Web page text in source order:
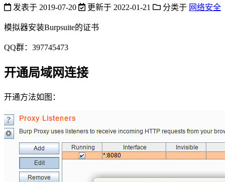
发表于 2019-07-20 更新于 2022-01-21 分类于 网络安全
模拟器安装Burpsuite的证书
QQ群：397745473
开通局域网连接
开通方法如图：